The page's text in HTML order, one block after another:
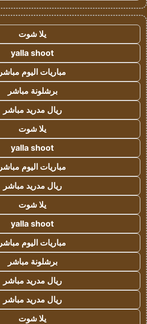
يلا شوت
yalla shoot
مباريات اليوم مباشر
برشلونة مباشر
ريال مدريد مباشر
يلا شوت
yalla shoot
مباريات اليوم مباشر
ريال مدريد مباشر
يلا شوت
yalla shoot
مباريات اليوم مباشر
برشلونة مباشر
ريال مدريد مباشر
ريال مدريد مباشر
يلا شوت